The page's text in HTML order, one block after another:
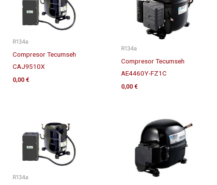
R134a
Compresor Tecumseh
CAJ9510X
0,00 €
R134a
Compresor Tecumseh
AE4460Y-FZ1C
0,00 €
R134a